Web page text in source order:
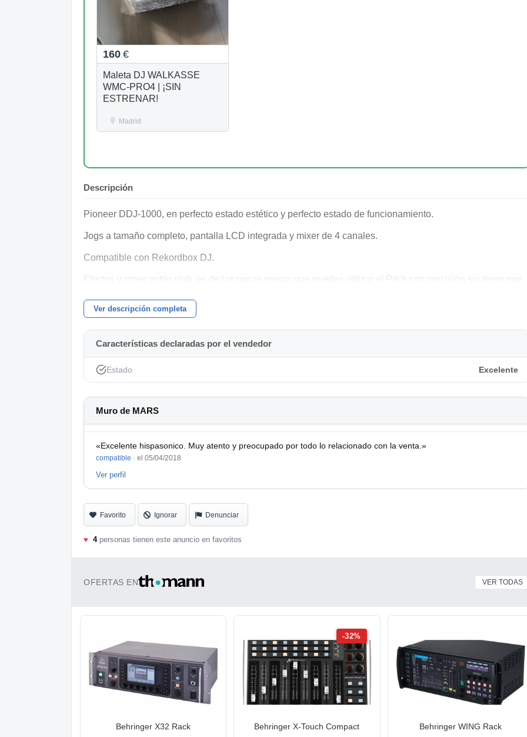
160 €
Maleta DJ WALKASSE
WMC-PRO4 | ¡SIN
ESTRENAR!
Madrid
Descripción
Pioneer DDJ-1000, en perfecto estado estético y perfecto estado de funcionamiento.
Jogs a tamaño completo, pantalla LCD integrada y mixer de 4 canales.
Compatible con Rekordbox DJ.
Efectos y mixer estilo club, es de las pocas mesas que puedes utilizar el Pitch con precisión sin tener que
Conexiones: XLR, RCA y 2 entradas de micro.
Incluye:
- Maleta original de transporte Pioneer DJ
- Decksaver DDJ-1000
- Cable de corriente
- Cable USB
Uso doméstico, muy cuidada y sin desperfectos ya que siempre ha estado guardada con el protector
Decksaver DDJ-1000 original comprado en Thomann (precio actual 47€, lo regalo con la mesa, no lo
vendo suelto al igual que la maleta de transporte)
Entrega/Envío:
Preferible entrega en mano.
Se puede probar sin compromiso.
Ver descripción completa
Características declaradas por el vendedor
Estado Excelente
Muro de MARS
«Excelente hispasonico. Muy atento y preocupado por todo lo relacionado con la venta.»
compatible · el 05/04/2018
Ver perfil
Favorito Ignorar Denunciar
♥ 4personas tienen este anuncio en favoritos
OFERTAS EN VER TODAS
Behringer X32 Rack
-32%
Behringer X-Touch Compact Behringer WING Rack